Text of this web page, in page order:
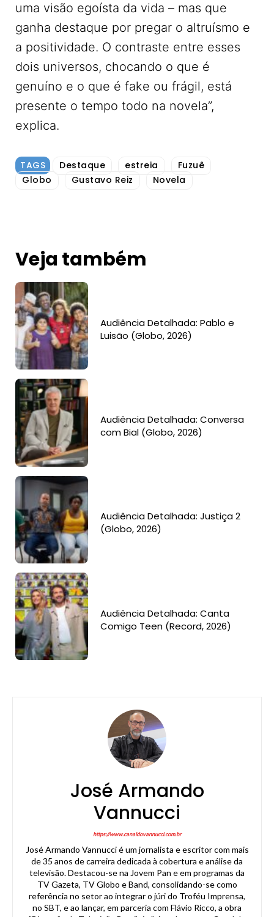
uma visão egoísta da vida – mas que
ganha destaque por pregar o altruísmo e
a positividade. O contraste entre esses
dois universos, chocando o que é
genuíno e o que é fake ou frágil, está
presente o tempo todo na novela”,
explica.
TAGS Destaque estreia
Fuzuê
Globo
Gustavo Reiz Novela
Veja também
Audiência Detalhada: Pablo e
Luisão (Globo, 2026)
Audiência Detalhada: Conversa
com Bial (Globo, 2026)
Audiência Detalhada: Justiça 2
(Globo, 2026)
Audiência Detalhada: Canta
Comigo Teen (Record, 2026)
José Armando
Vannucci
https://www.canaldovannucci.com.br
José Armando Vannucci é um jornalista e escritor com mais
de 35 anos de carreira dedicada à cobertura e análise da
televisão. Destacou-se na Jovem Pan e em programas da
TV Gazeta, TV Globo e Band, consolidando-se como
referência no setor ao integrar o júri do Troféu Imprensa,
no SBT, e ao lançar, em parceria com Flávio Ricco, a obra